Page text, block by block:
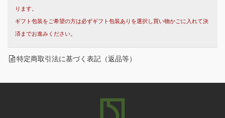
ります。
ギフト包装をご希望の方は必ずギフト包装ありを選択し買い物かごに入れて決
済までお進みください。
特定商取引法に基づく表記（返品等）